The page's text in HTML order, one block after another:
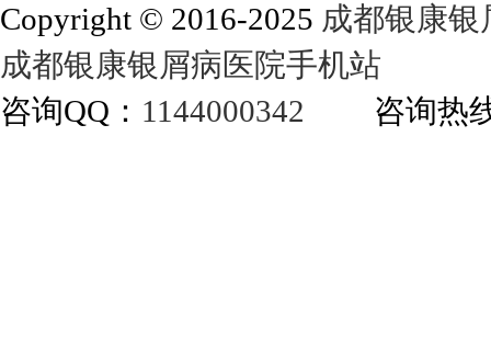
Copyright © 2016-2025 成都银康银
成都银康银屑病医院手机站
咨询QQ： 1144000342 咨询热线